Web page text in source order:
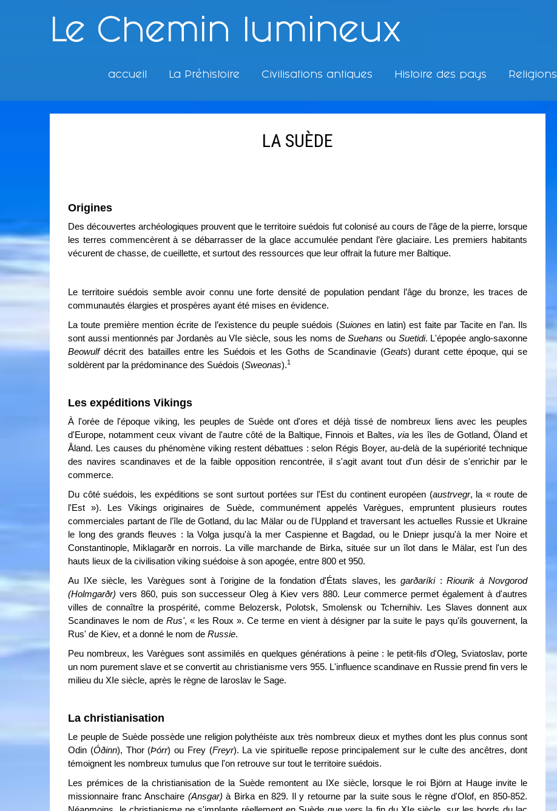
Le Chemin lumineux
accueil La Préhistoire Civilisations antiques Histoire des pays Religions
LA SUÈDE
Origines
Des découvertes archéologiques prouvent que le territoire suédois fut colonisé au cours de l’âge de la pierre, lorsque
les terres commencèrent à se débarrasser de la glace accumulée pendant l’ère glaciaire. Les premiers habitants
vécurent de chasse, de cueillette, et surtout des ressources que leur offrait la future mer Baltique.
Le territoire suédois semble avoir connu une forte densité de population pendant l’âge du bronze, les traces de
communautés élargies et prospères ayant été mises en évidence.
La toute première mention écrite de l’existence du peuple suédois (Suiones en latin) est faite par Tacite en l’an. Ils
sont aussi mentionnés par Jordanès au VIe siècle, sous les noms deSuehans ou Suetidi. L'épopée anglo-saxonne
Beowulf décrit des batailles entre les Suédois et les Goths de Scandinavie (Geats) durant cette époque, qui se
soldèrent par la prédominance des Suédois (Sweonas).1
Les expéditions Vikings
À l'orée de l'époque viking, les peuples de Suède ont d'ores et déjà tissé de nombreux liens avec les peuples
d'Europe, notamment ceux vivant de l'autre côté de la Baltique, Finnois et Baltes, via les îles de Gotland, Öland et
Åland. Les causes du phénomène viking restent débattues : selon Régis Boyer, au-delà de la supériorité technique
des navires scandinaves et de la faible opposition rencontrée, il s'agit avant tout d'un désir de s'enrichir par le
commerce.
Du côté suédois, les expéditions se sont surtout portées sur l'Est du continent européen (austrvegr, la « route de
l'Est »). Les Vikings originaires de Suède, communément appelés Varègues, empruntent plusieurs routes
commerciales partant de l'île de Gotland, du lac Mälar ou de l'Uppland et traversant les actuelles Russie et Ukraine
le long des grands fleuves : la Volga jusqu'à la mer Caspienne et Bagdad, ou le Dniepr jusqu'à la mer Noire et
Constantinople, Miklagarðr en norrois. La ville marchande de Birka, située sur un îlot dans le Mälar, est l'un des
hauts lieux de la civilisation viking suédoise à son apogée, entre 800 et 950.
Au IXe siècle, les Varègues sont à l'origine de la fondation d'États slaves, lesgarðaríki: Riourik à Novgorod
(Holmgarðr) vers 860, puis son successeur Oleg à Kiev vers 880. Leur commerce permet également à d'autres
villes de connaître la prospérité, comme Belozersk, Polotsk, Smolensk ou Tchernihiv. Les Slaves donnent aux
Scandinaves le nom de Rus', « les Roux ». Ce terme en vient à désigner par la suite le pays qu'ils gouvernent, la
Rus' de Kiev, et a donné le nom deRussie.
Peu nombreux, les Varègues sont assimilés en quelques générations à peine : le petit-fils d'Oleg, Sviatoslav, porte
un nom purement slave et se convertit au christianisme vers 955. L'influence scandinave en Russie prend fin vers le
milieu du XIe siècle, après le règne de Iaroslav le Sage.
La christianisation
Le peuple de Suède possède une religion polythéiste aux très nombreux dieux et mythes dont les plus connus sont
Odin (Óðinn), Thor (Þórr) ou Frey (Freyr). La vie spirituelle repose principalement sur le culte des ancêtres, dont
témoignent les nombreux tumulus que l'on retrouve sur tout le territoire suédois.
Les prémices de la christianisation de la Suède remontent au IXe siècle, lorsque le roi Björn at Hauge invite le
missionnaire franc Anschaire (Ansgar) à Birka en 829. Il y retourne par la suite sous le règne d'Olof, en 850-852.